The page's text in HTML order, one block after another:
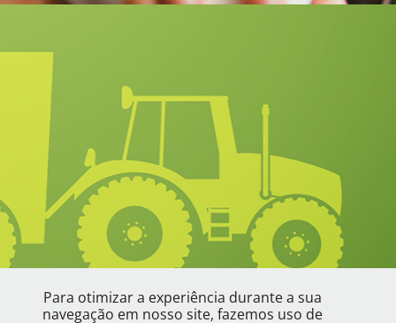
MASKIO
Para otimizar a experiência durante a sua
navegação em nosso site, fazemos uso de